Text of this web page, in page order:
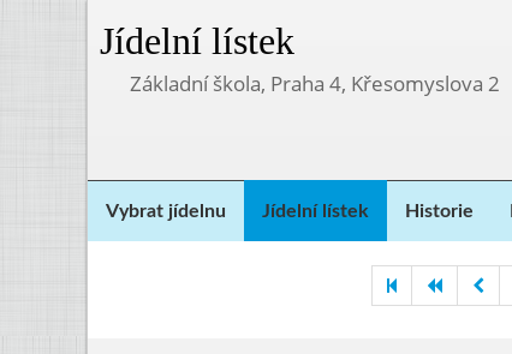
Jídelní lístek
Základní škola, Praha 4, Křesomyslova 2
Vybrat jídelnu Jídelní lístek Historie